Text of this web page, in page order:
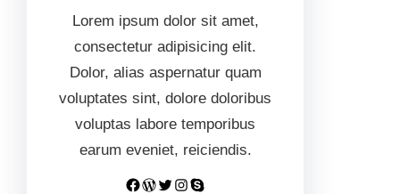
Lorem ipsum dolor sit amet,
consectetur adipisicing elit.
Dolor, alias aspernatur quam
voluptates sint, dolore doloribus
voluptas labore temporibus
earum eveniet, reiciendis.
Facebook WordPress Twitter Instagram Skype